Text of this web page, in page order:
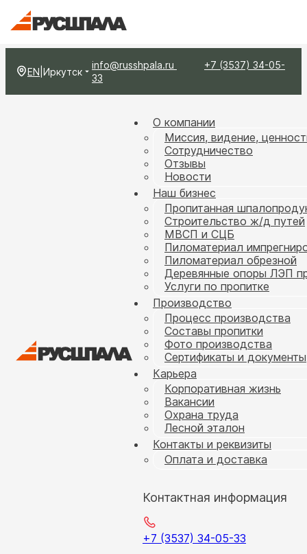
EN Иркутск
info@russhpala.ru
+7 (3537) 34-05-
33
О компании
Миссия, видение,
Сотрудничество
Отзывы
Новости
Наш бизнес
Пропитанная
Строительство ж/д путей
МВСП и СЦБ
Пиломатериал
Пиломатериал обрезной
Деревянные опоры ЛЭП
Услуги по пропитке
Производство
Процесс производства
Составы пропитки
Фото производства
Сертификаты и документы
Карьера
Корпоративная жизнь
Вакансии
Охрана труда
Лесной эталон
Контакты и реквизиты
Оплата и доставка
Контактная информация
+7 (3537) 34-05-33